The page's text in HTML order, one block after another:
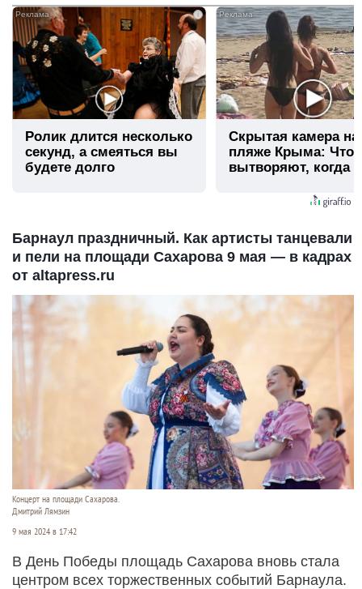
Ролик длится несколько
секунд, а смеяться вы
будете долго
Скрытая камера на
пляже Крыма: Что
вытворяют, когда
Барнаул праздничный. Как артисты танцевали
и пели на площади Сахарова 9 мая — в кадрах
от altapress.ru
Концерт на площади Сахарова.
Дмитрий Лямзин
9 мая 2024 в 17:42
В День Победы площадь Сахарова вновь стала
центром всех торжественных событий Барнаула.